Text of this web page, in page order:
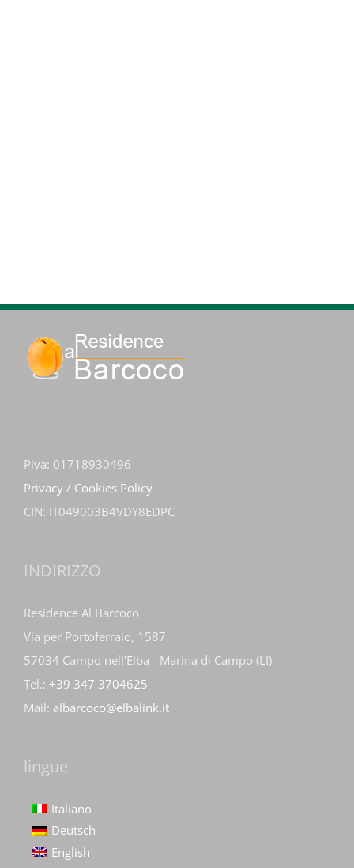
Piva: 01718930496
Privacy / Cookies Policy
CIN: IT049003B4VDY8EDPC
INDIRIZZO
Residence Al Barcoco
Via per Portoferraio, 1587
57034 Campo nell'Elba - Marina di Campo (LI)
Tel.: +39 347 3704625
Mail: albarcoco@elbalink.it
lingue
Italiano
Deutsch
English